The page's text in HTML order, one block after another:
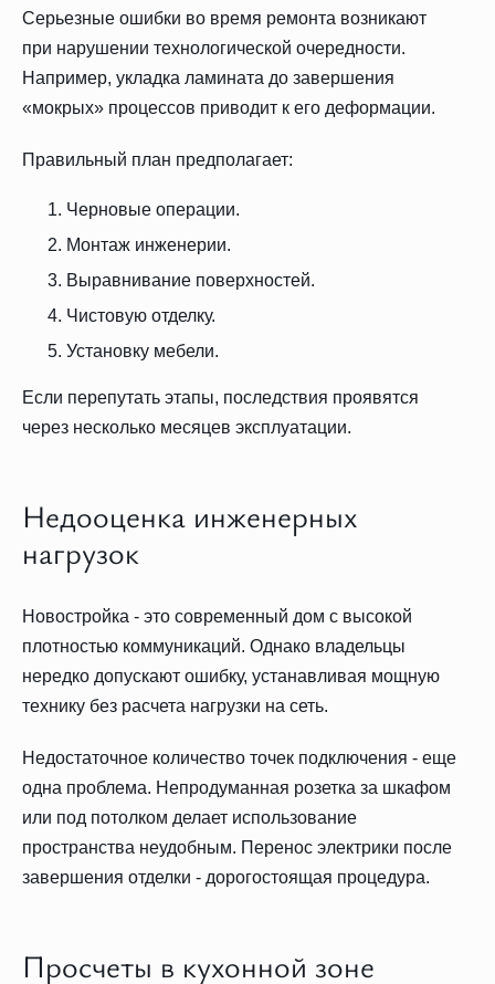
Серьезные ошибки во время ремонта возникают
при нарушении технологической очередности.
Например, укладка ламината до завершения
«мокрых» процессов приводит к его деформации.
Правильный план предполагает:
Черновые операции.
Монтаж инженерии.
Выравнивание поверхностей.
Чистовую отделку.
Установку мебели.
Если перепутать этапы, последствия проявятся
через несколько месяцев эксплуатации.
Недооценка инженерных
нагрузок
Новостройка - это современный дом с высокой
плотностью коммуникаций. Однако владельцы
нередко допускают ошибку, устанавливая мощную
технику без расчета нагрузки на сеть.
Недостаточное количество точек подключения - еще
одна проблема. Непродуманная розетка за шкафом
или под потолком делает использование
пространства неудобным. Перенос электрики после
завершения отделки - дорогостоящая процедура.
Просчеты в кухонной зоне